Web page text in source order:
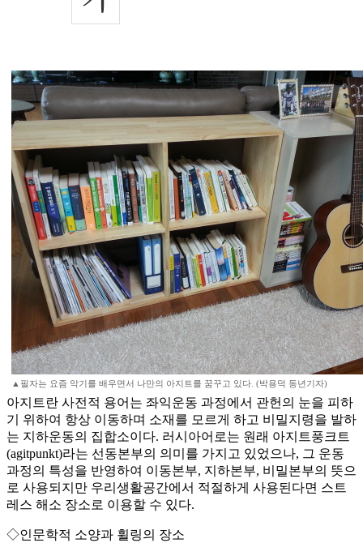
▲필자는 요즘 악기를 배우면서 나만의 아지트를 꿈꾸고 있다. (박용덕 동년기자)
아지트란 사전적 용어는 좌익운동 과정에서 관헌의 눈을 피하
기 위하여 항상 이동하며 소재를 모르게 하고 비밀지령을 발하
는 지하운동의 집합소이다. 러시아어로는 원래 아지트풍크트
(agitpunkt)라는 선동본부의 의미를 가지고 있었으나, 그 운동
과정의 특성을 반영하여 이동본부, 지하본부, 비밀본부의 뜻으
로 사용되지만 우리생활공간에서 적절하게 사용된다면 스트
레스 해소 장소로 이용할 수 있다.
◇인문학적 소양과 휠링의 장소